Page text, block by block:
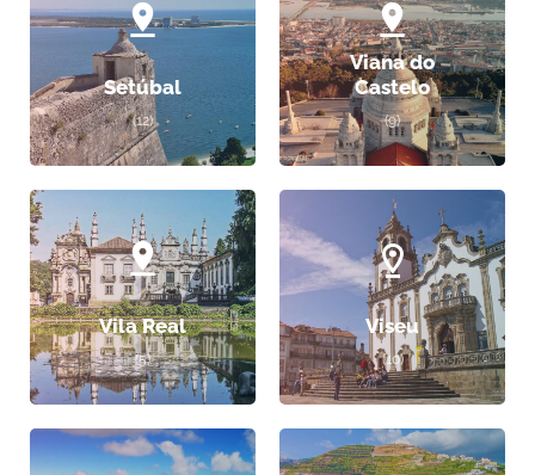
Setúbal
(12)
Viana do
Castelo
(9)
Vila Real
(5)
Viseu
(10)